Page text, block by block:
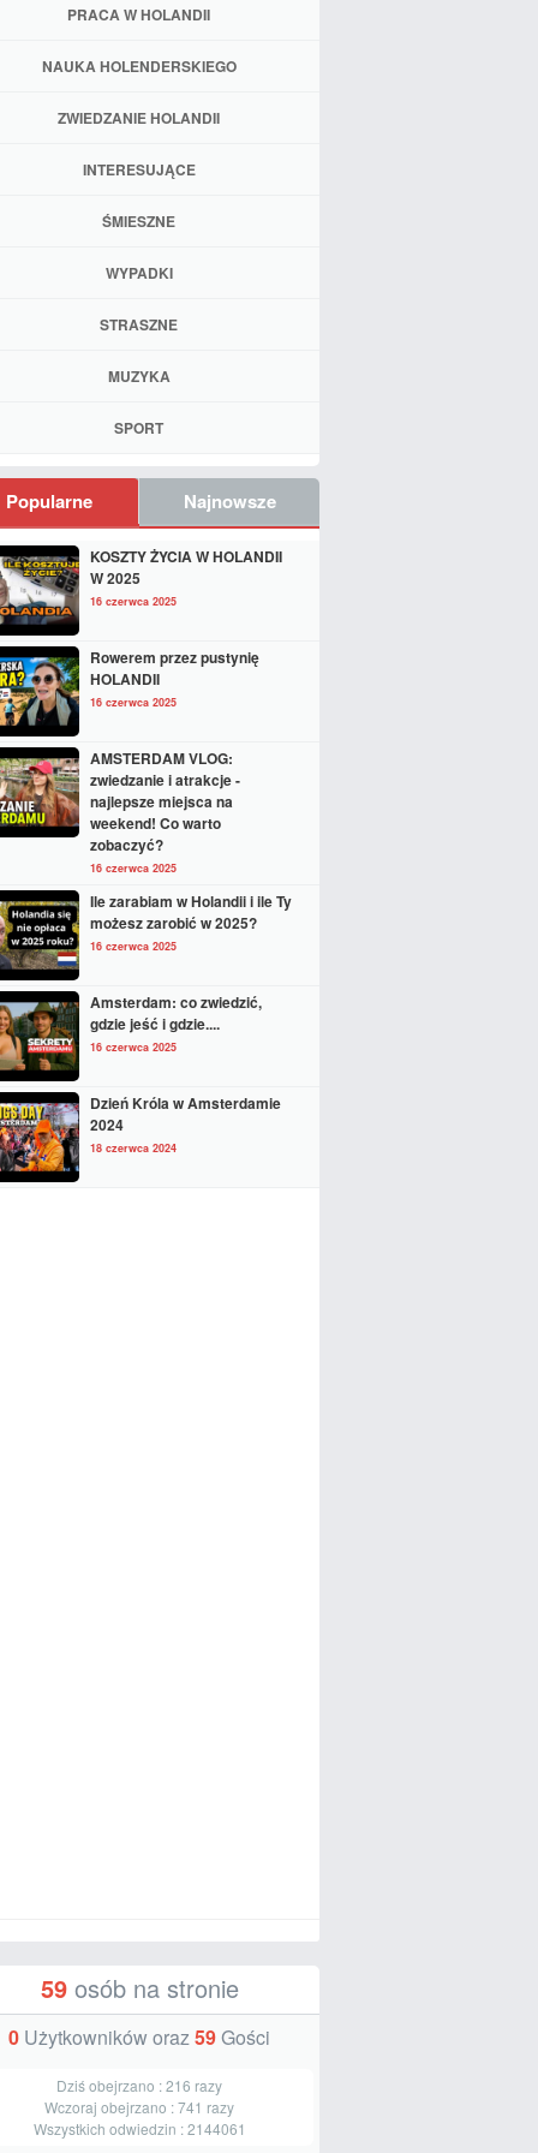
PRACA W HOLANDII
NAUKA HOLENDERSKIEGO
ZWIEDZANIE HOLANDII
INTERESUJĄCE
ŚMIESZNE
WYPADKI
STRASZNE
MUZYKA
SPORT
Popularne Najnowsze
KOSZTY ŻYCIA W HOLANDII
W 2025
16 czerwca 2025
Rowerem przez pustynię
HOLANDII
16 czerwca 2025
AMSTERDAM VLOG:
zwiedzanie i atrakcje -
najlepsze miejsca na
weekend! Co warto
zobaczyć?
16 czerwca 2025
Ile zarabiam w Holandii i ile Ty
możesz zarobić w 2025?
16 czerwca 2025
Amsterdam: co zwiedzić,
gdzie jeść i gdzie....
16 czerwca 2025
Dzień Króla w Amsterdamie
2024
18 czerwca 2024
59osób na stronie
0 Użytkowników oraz59Gości
Dziś obejrzano :216 razy
Wczoraj obejrzano :741 razy
Wszystkich odwiedzin :2144061